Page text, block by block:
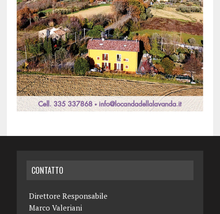
CONTATTO
Direttore Responsabile
Marco Valeriani